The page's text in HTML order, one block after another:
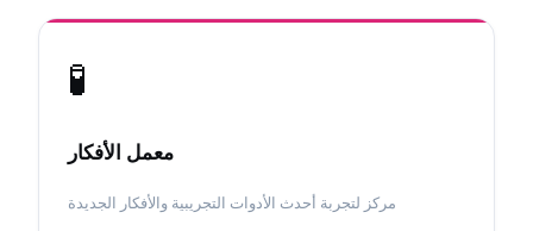
🧪
معمل الأفكار
مركز لتجربة أحدث الأدوات التجريبية والأفكار الجديدة